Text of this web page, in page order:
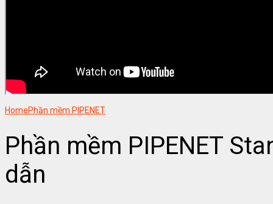
HomePhần mềm PIPENET
Phần mềm PIPENET
dẫn